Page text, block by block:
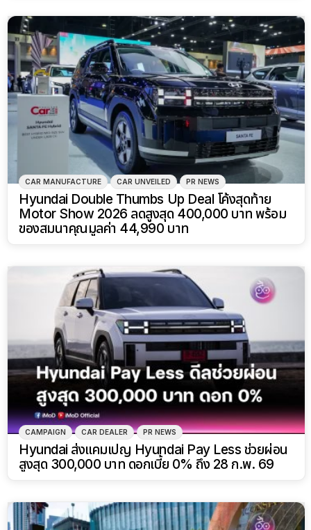
CAR MANUFACTURE CAR UNVEILED PR NEWS
Hyundai Double Thumbs Up Deal โค้งสุดท้าย
Motor Show 2026 ลดสูงสุด 400,000 บาท พร้อม
ของสมนาคุณมูลค่า 44,990 บาท
CAMPAIGN CAR DEALER PR NEWS
Hyundai ส่งแคมเปญ Hyundai Pay Less ช่วยผ่อน
สูงสุด 300,000 บาท ดอกเบี้ย 0% ถึง 28 ก.พ. 69